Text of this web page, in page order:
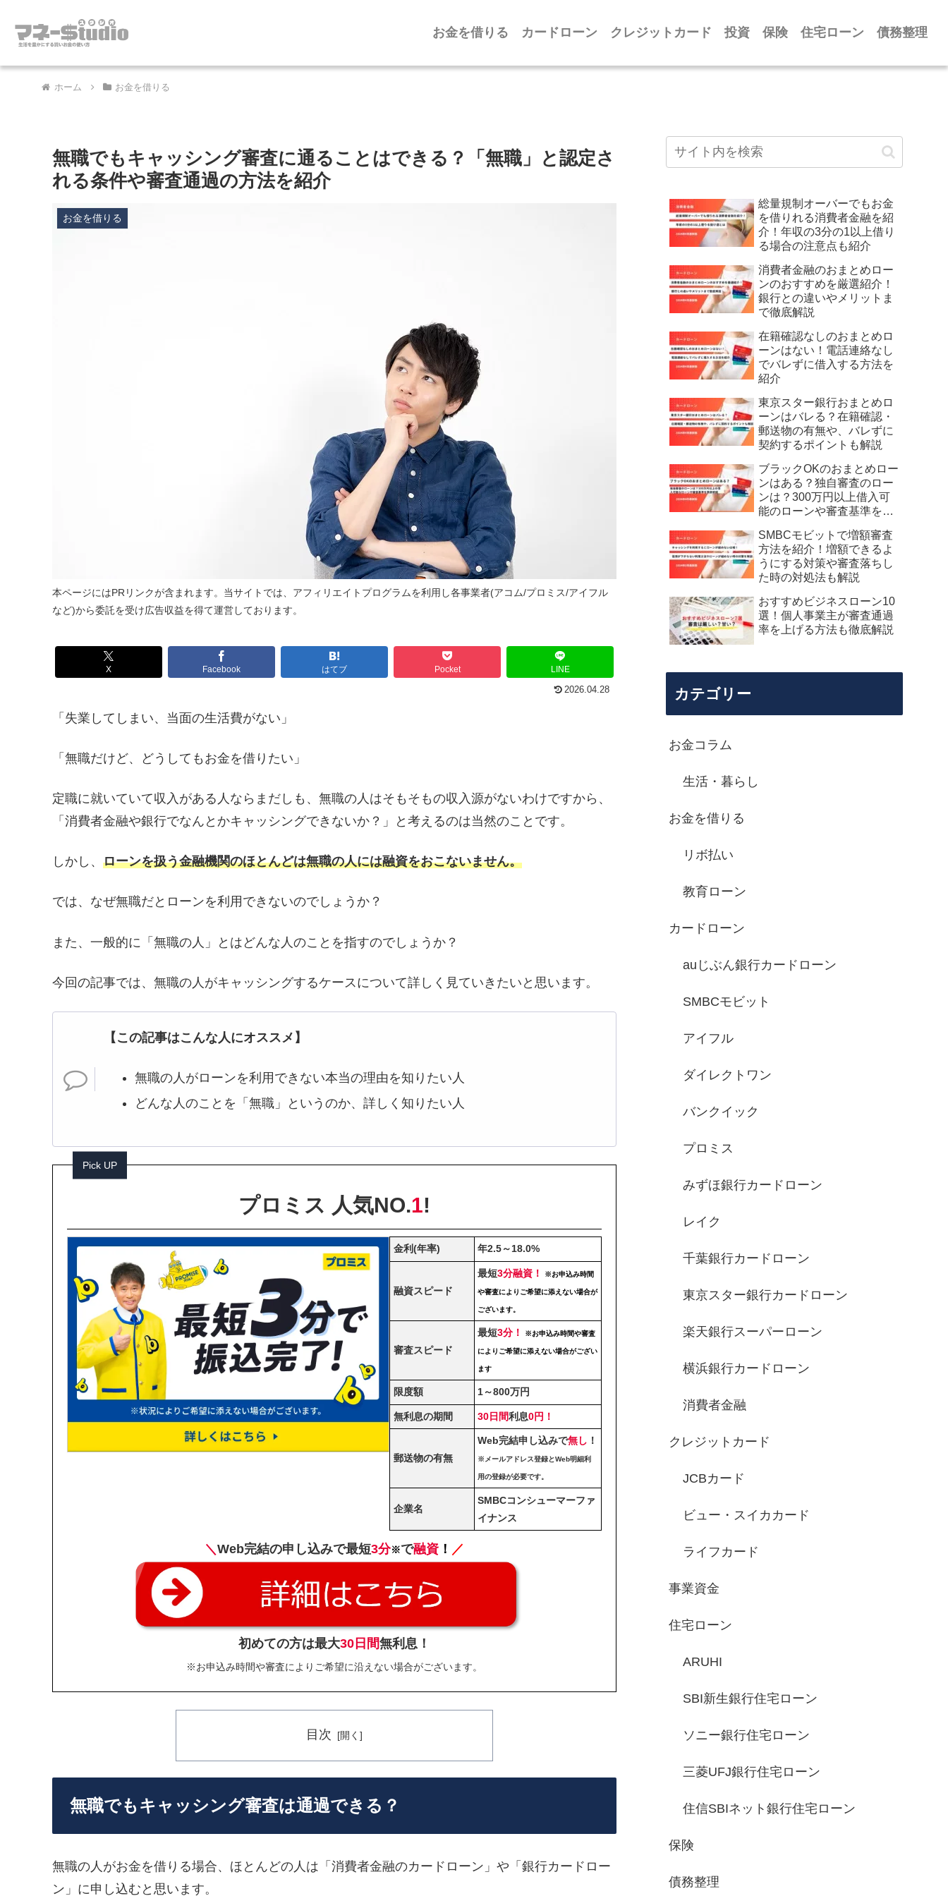
お金を借りる カードローン クレジットカード 投資 保険 住宅ローン 債務整理
ホーム お金を借りる
無職でもキャッシング審査に通ることはできる？「無職」と認定さ
れる条件や審査通過の方法を紹介
本ページにはPRリンクが含まれます。当サイトでは、アフィリエイトプログラムを利用し各事業者(アコム/プロミス/アイフル
など)から委託を受け広告収益を得て運営しております。
お金を借りる
X Facebook はてブ Pocket LINE
2026.04.28
「失業してしまい、当面の生活費がない」
「無職だけど、どうしてもお金を借りたい」
定職に就いていて収入がある人ならまだしも、無職の人はそもそもの収入源がないわけですから、
「消費者金融や銀行でなんとかキャッシングできないか？」と考えるのは当然のことです。
しかし、 ローンを扱う金融機関のほとんどは無職の人には融資をおこないません。
では、なぜ無職だとローンを利用できないのでしょうか？
また、一般的に「無職の人」とはどんな人のことを指すのでしょうか？
今回の記事では、無職の人がキャッシングするケースについて詳しく見ていきたいと思います。
【この記事はこんな人にオススメ】
無職の人がローンを利用できない本当の理由を知りたい人
どんな人のことを「無職」というのか、詳しく知りたい人
Pick UP
プロミス 人気NO.1!
金利(年率) 年2.5～18.0%
融資スピード
最短3分融資！ ※お申込み時間
や審査によりご希望に添えない場合が
ございます。
審査スピード
最短3分！ ※お申込み時間や審査
によりご希望に添えない場合がござい
ます
限度額 1～800万円
無利息の期間 30日間利息0円！
郵送物の有無
Web完結申し込みで無し ！
※メールアドレス登録とWeb明細利
用の登録が必要です。
企業名
SMBCコンシューマーファ
イナンス
＼ Web完結の申し込みで最短3分※で融資 ！ ／
初めての方は最大30日間無利息！
※お申込み時間や審査によりご希望に沿えない場合がございます。
目次
無職でもキャッシング審査は通過できる？
無職の人がお金を借りる場合、ほとんどの人は「消費者金融のカードローン」や「銀行カードロー
ン」に申し込むと思います。
総量規制オーバーでもお金
を借りれる消費者金融を紹
介！年収の3分の1以上借り
る場合の注意点も紹介
消費者金融のおまとめロー
ンのおすすめを厳選紹介！
銀行との違いやメリットま
で徹底解説
在籍確認なしのおまとめロ
ーンはない！電話連絡なし
でバレずに借入する方法を
紹介
東京スター銀行おまとめロ
ーンはバレる？在籍確認・
郵送物の有無や、バレずに
契約するポイントも解説
ブラックOKのおまとめロー
ンはある？独自審査のロー
ンは？300万円以上借入可
能のローンや審査基準を徹
SMBCモビットで増額審査
方法を紹介！増額できるよ
うにする対策や審査落ちし
た時の対処法も解説
おすすめビジネスローン10
選！個人事業主が審査通過
率を上げる方法も徹底解説
カテゴリー
お金コラム
生活・暮らし
お金を借りる
リボ払い
教育ローン
カードローン
auじぶん銀行カードローン
SMBCモビット
アイフル
ダイレクトワン
バンクイック
プロミス
みずほ銀行カードローン
レイク
千葉銀行カードローン
東京スター銀行カードローン
楽天銀行スーパーローン
横浜銀行カードローン
消費者金融
クレジットカード
JCBカード
ビュー・スイカカード
ライフカード
事業資金
住宅ローン
ARUHI
SBI新生銀行住宅ローン
ソニー銀行住宅ローン
三菱UFJ銀行住宅ローン
住信SBIネット銀行住宅ローン
保険
債務整理